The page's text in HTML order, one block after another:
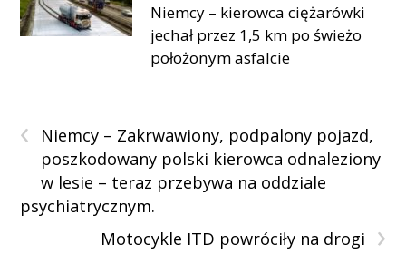
Niemcy – kierowca ciężarówki
jechał przez 1,5 km po świeżo
położonym asfalcie
‹
Niemcy – Zakrwawiony, podpalony pojazd,
poszkodowany polski kierowca odnaleziony
w lesie – teraz przebywa na oddziale
psychiatrycznym.
›
Motocykle ITD powróciły na drogi